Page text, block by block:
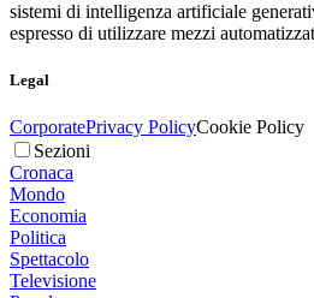
sistemi di intelligenza artificiale
espresso di utilizzare mezzi
Legal
CorporatePrivacy PolicyCookie Policy
Sezioni
Cronaca
Mondo
Economia
Politica
Spettacolo
Televisione